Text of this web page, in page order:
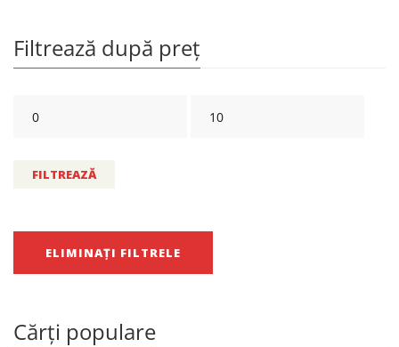
Filtrează după preț
FILTREAZĂ
ELIMINAȚI FILTRELE
Cărți populare